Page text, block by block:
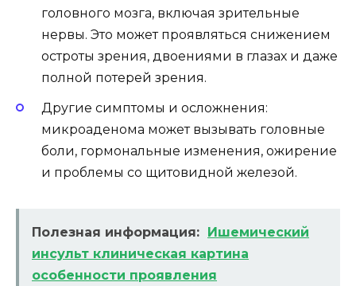
головного мозга, включая зрительные
нервы. Это может проявляться снижением
остроты зрения, двоениями в глазах и даже
полной потерей зрения.
Другие симптомы и осложнения:
микроаденома может вызывать головные
боли, гормональные изменения, ожирение
и проблемы со щитовидной железой.
Полезная информация: Ишемический
инсульт клиническая картина
особенности проявления